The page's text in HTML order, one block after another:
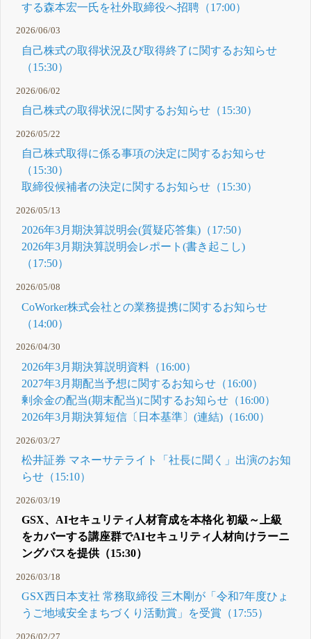
する森本宏一氏を社外取締役へ招聘（17:00）
2026/06/03
自己株式の取得状況及び取得終了に関するお知らせ
（15:30）
2026/06/02
自己株式の取得状況に関するお知らせ（15:30）
2026/05/22
自己株式取得に係る事項の決定に関するお知らせ
（15:30）
取締役候補者の決定に関するお知らせ（15:30）
2026/05/13
2026年3月期決算説明会(質疑応答集)（17:50）
2026年3月期決算説明会レポート(書き起こし)
（17:50）
2026/05/08
CoWorker株式会社との業務提携に関するお知らせ
（14:00）
2026/04/30
2026年3月期決算説明資料（16:00）
2027年3月期配当予想に関するお知らせ（16:00）
剰余金の配当(期末配当)に関するお知らせ（16:00）
2026年3月期決算短信〔日本基準〕(連結)（16:00）
2026/03/27
松井証券 マネーサテライト「社長に聞く」出演のお知
らせ（15:10）
2026/03/19
GSX、AIセキュリティ人材育成を本格化 初級～上級
をカバーする講座群でAIセキュリティ人材向けラーニ
ングパスを提供（15:30）
2026/03/18
GSX西日本支社 常務取締役 三木剛が「令和7年度ひょ
うご地域安全まちづくり活動賞」を受賞（17:55）
2026/02/27